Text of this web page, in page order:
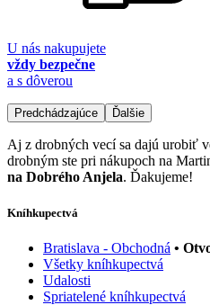
U nás nakupujete
vždy bezpečne
a s dôverou
Predchádzajúce Ďalšie
Aj z drobných vecí sa dajú urobiť
drobným ste pri nákupoch na
na Dobrého Anjela. Ďakujeme!
Kníhkupectvá
Bratislava - Obchodná •
Všetky kníhkupectvá
Udalosti
Spriatelené kníhkupectvá